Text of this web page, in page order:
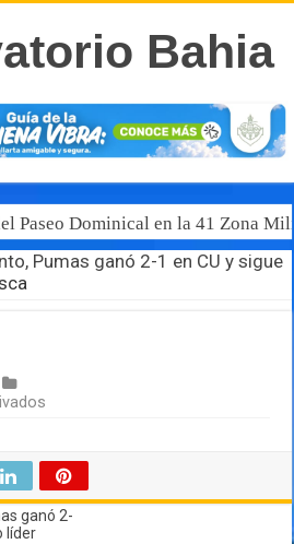
Paseo Dominical en la 41 Zona
Pumas ganó 2-1 en CU y sigue
pesca
ganó 2-
líder